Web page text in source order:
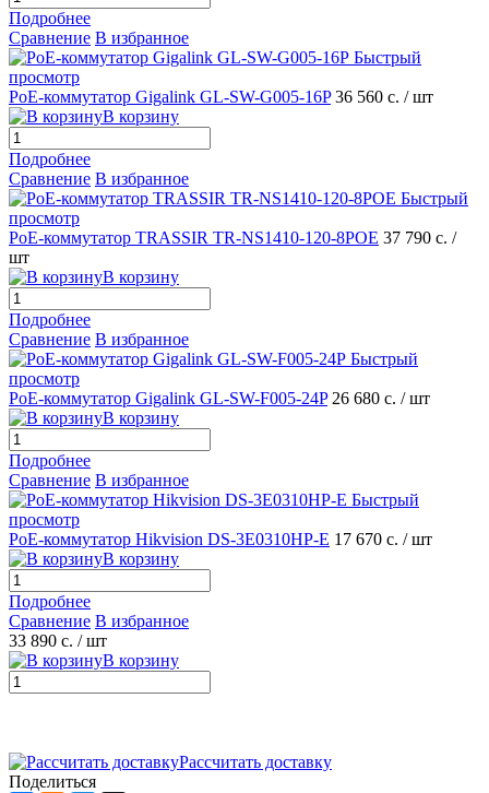
Подробнее
Сравнение В избранное
Быстрый
просмотр
РоЕ-коммутатор Gigalink GL-SW-G005-16P 36 560 с. / шт
В корзину
Подробнее
Сравнение В избранное
Быстрый
просмотр
РоЕ-коммутатор TRASSIR TR-NS1410-120-8POE 37 790 с. /
шт
В корзину
Подробнее
Сравнение В избранное
Быстрый
просмотр
PoE-коммутатор Gigalink GL-SW-F005-24P 26 680 с. / шт
В корзину
Подробнее
Сравнение В избранное
Быстрый
просмотр
РоЕ-коммутатор Hikvision DS-3E0310HP-E 17 670 с. / шт
В корзину
Подробнее
Сравнение В избранное
33 890 с. / шт
В корзину
Рассчитать доставку
Поделиться